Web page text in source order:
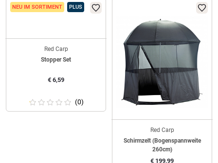
NEU IM SORTIMENT PLUS
Red Carp
Schirmzelt (Bogenspannweite
260cm)
€ 199,99